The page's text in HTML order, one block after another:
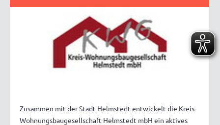
Zusammen mit der Stadt Helmstedt entwickelt die Kreis-
Wohnungsbaugesellschaft Helmstedt mbH ein aktives